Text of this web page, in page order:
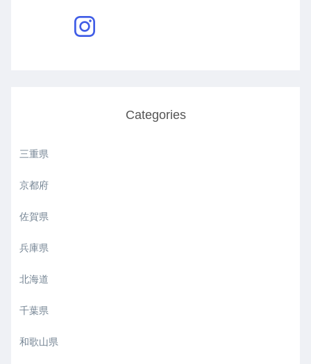
Categories
三重県
京都府
佐賀県
兵庫県
北海道
千葉県
和歌山県